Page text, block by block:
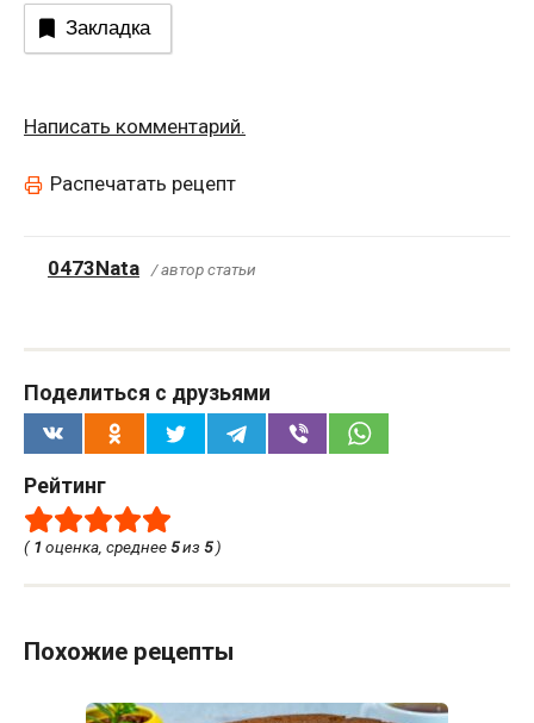
Закладка
Написать комментарий.
Распечатать рецепт
0473Nata / автор статьи
Поделиться с друзьями
Рейтинг
( 1оценка, среднее5из 5)
Похожие рецепты